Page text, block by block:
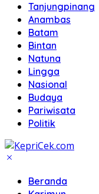
Tanjungpinang
Anambas
Batam
Bintan
Natuna
Lingga
Nasional
Budaya
Pariwisata
Politik
Beranda